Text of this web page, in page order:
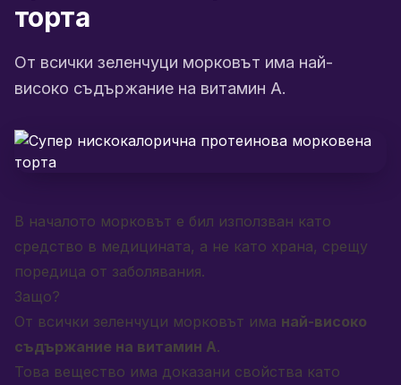
торта
От всички зеленчуци морковът има най-
високо съдържание на витамин А.
В началото морковът е бил използван като
средство в медицината, а не като храна, срещу
поредица от заболявания.
Защо?
От всички зеленчуци морковът има най-високо
съдържание на витамин А.
Това вещество има доказани свойства като